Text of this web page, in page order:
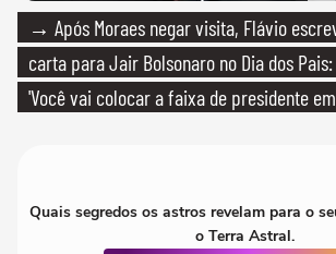
→ Após Moraes negar visita, Flávio
carta para Jair Bolsonaro no Dia dos Pais:
'Você vai colocar a faixa de presidente em
Quais segredos os astros revelam para o
o Terra Astral.